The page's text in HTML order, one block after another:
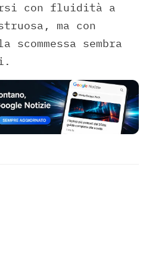
con fluidità a
ma con
scommessa sembra